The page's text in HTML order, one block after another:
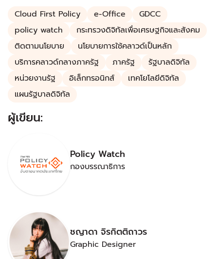
Cloud First Policy e-Office
GDCC
policy watch
กระทรวงดิจิทัลเพื่อเศรษฐกิจและสังคม
ติดตามนโยบาย
นโยบายการใช้คลาวด์เป็นหลัก
บริการคลาวด์กลางภาครัฐ
ภาครัฐ
รัฐบาลดิจิทัล
หน่วยงานรัฐ
อิเล็กทรอนิกส์
เทคโยโลยีดิจิทัล
แผนรัฐบาลดิจิทัล
ผู้เขียน:
Policy Watch
กองบรรณาธิการ
ชญาดา จิรกิตติถาวร
Graphic Designer